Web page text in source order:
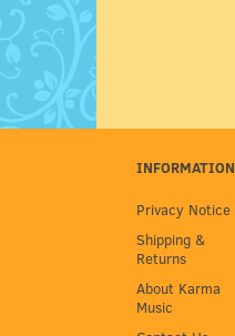
INFORMATION
Privacy Notice
Shipping &
Returns
About Karma
Music